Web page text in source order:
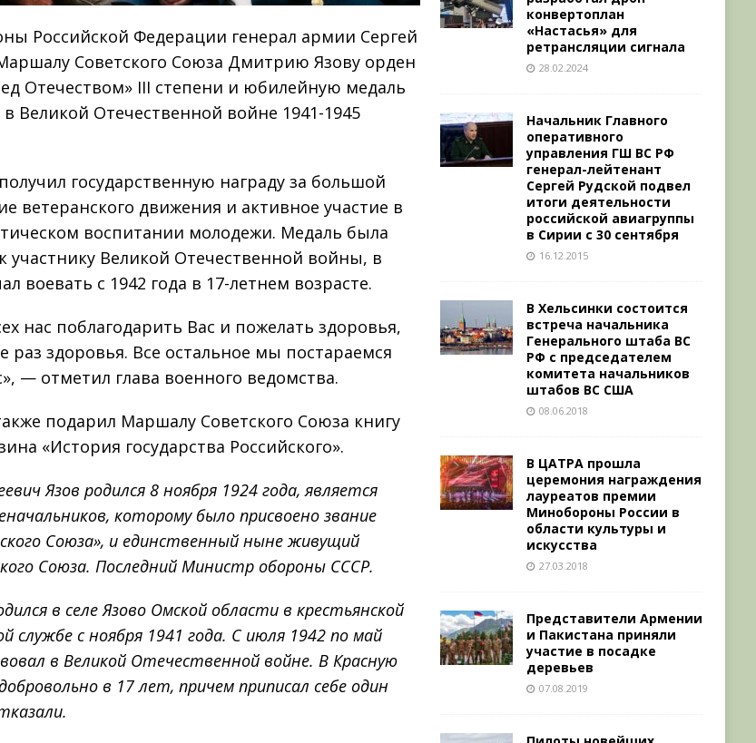
Российской Федерации генерал армии Сергей
Советского Союза Дмитрию Язову орден
Отечеством» III степени и юбилейную медаль
Великой Отечественной войне 1941-1945
государственную награду за большой
ветеранского движения и активное участие в
воспитании молодежи. Медаль была
участнику Великой Отечественной войны, в
воевать с 1942 года в 17-летнем возрасте.
нас поблагодарить Вас и пожелать здоровья,
раз здоровья. Все остальное мы постараемся
— отметил глава военного ведомства.
подарил Маршалу Советского Союза книгу
«История государства Российского».
Язов родился 8 ноября 1924 года, является
которому было присвоено звание
Союза», и единственный ныне живущий
Союза. Последний Министр обороны СССР.
в селе Язово Омской области в крестьянской
службе с ноября 1941 года. С июля 1942 по май
в Великой Отечественной войне. В Красную
в 17 лет, причем приписал себе один
конвертоплан
«Настасья» для
ретрансляции сигнала
28.02.2024
Начальник Главного
оперативного
управления ГШ ВС РФ
генерал-лейтенант
Сергей Рудской подвел
итоги деятельности
российской авиагруппы
в Сирии с 30 сентября
16.12.2015
В Хельсинки состоится
встреча начальника
Генерального штаба ВС
РФ с председателем
комитета начальников
штабов ВС США
08.06.2018
В ЦАТРА прошла
церемония награждения
лауреатов премии
Минобороны России в
области культуры и
искусства
27.03.2018
Представители Армении
и Пакистана приняли
участие в посадке
деревьев
07.08.2019